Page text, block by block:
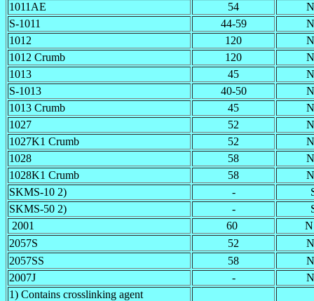
1011AE
54
S-1011
44-59
1012
120
1012 Crumb
120
1013
45
S-1013
40-50
1013 Crumb
45
1027
52
1027K1 Crumb
52
1028
58
1028K1 Crumb
58
SKMS-10 2)
-
SKMS-50 2)
-
2001
60
2057S
52
2057SS
58
2007J
-
1) Contains crosslinking agent